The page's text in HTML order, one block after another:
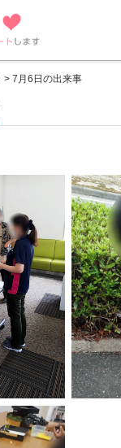
> 7月6日の出来事